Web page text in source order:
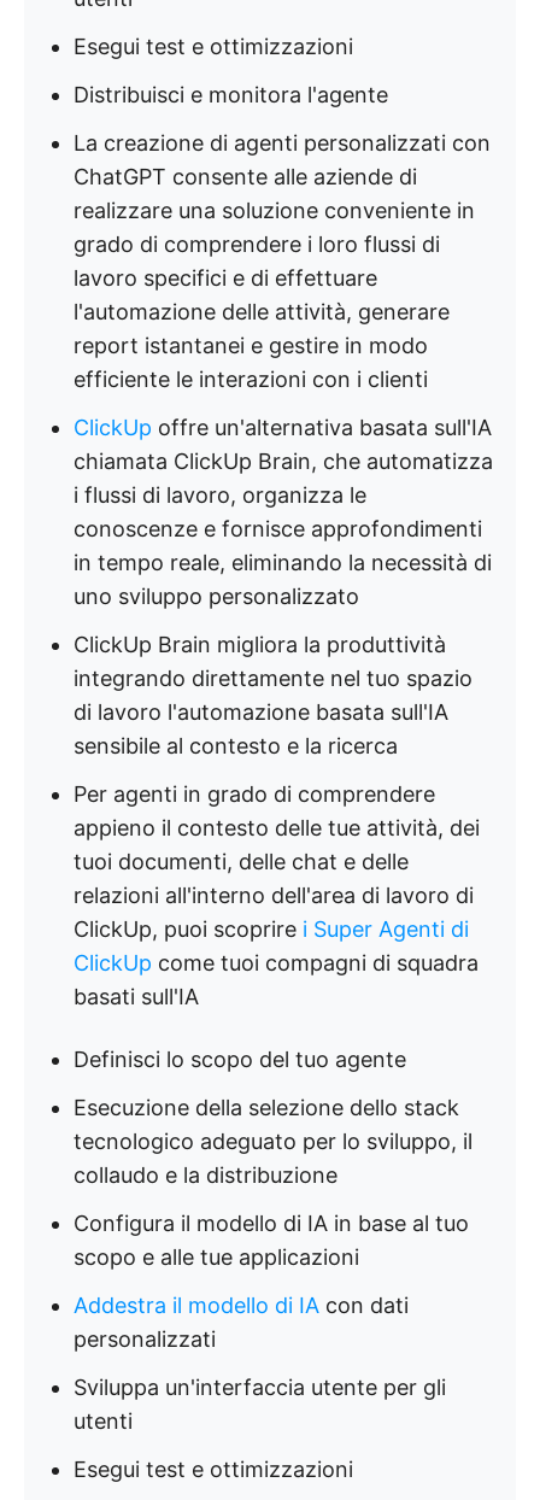
Esegui test e ottimizzazioni
Distribuisci e monitora l'agente
La creazione di agenti personalizzati con
ChatGPT consente alle aziende di
realizzare una soluzione conveniente in
grado di comprendere i loro flussi di
lavoro specifici e di effettuare
l'automazione delle attività, generare
report istantanei e gestire in modo
efficiente le interazioni con i clienti
ClickUp offre un'alternativa basata sull'IA
chiamata ClickUp Brain, che automatizza
i flussi di lavoro, organizza le
conoscenze e fornisce approfondimenti
in tempo reale, eliminando la necessità di
uno sviluppo personalizzato
ClickUp Brain migliora la produttività
integrando direttamente nel tuo spazio
di lavoro l'automazione basata sull'IA
sensibile al contesto e la ricerca
Per agenti in grado di comprendere
appieno il contesto delle tue attività, dei
tuoi documenti, delle chat e delle
relazioni all'interno dell'area di lavoro di
ClickUp, puoi scoprire i Super Agenti di
ClickUp come tuoi compagni di squadra
basati sull'IA
Definisci lo scopo del tuo agente
Esecuzione della selezione dello stack
tecnologico adeguato per lo sviluppo, il
collaudo e la distribuzione
Configura il modello di IA in base al tuo
scopo e alle tue applicazioni
Addestra il modello di IA con dati
personalizzati
Sviluppa un'interfaccia utente per gli
utenti
Esegui test e ottimizzazioni